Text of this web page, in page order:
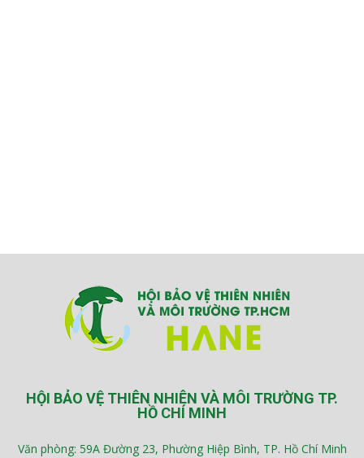
HỘI BẢO VỆ THIÊN NHIÊN VÀ MÔI TRƯỜNG TP.
HỒ CHÍ MINH
Văn phòng: 59A Đường 23, Phường Hiệp Bình, TP. Hồ Chí Minh